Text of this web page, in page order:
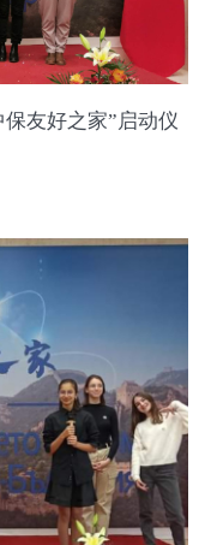
友好之家”启动仪